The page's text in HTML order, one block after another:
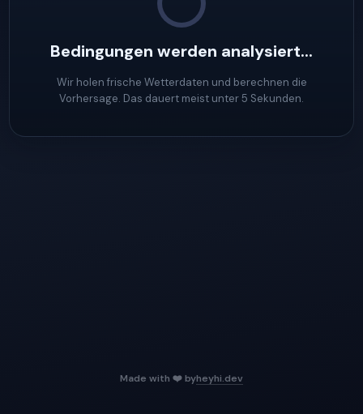
Bedingungen werden analysiert...
Wir holen frische Wetterdaten und berechnen die
Vorhersage. Das dauert meist unter 5 Sekunden.
Made with ❤️ byheyhi.dev